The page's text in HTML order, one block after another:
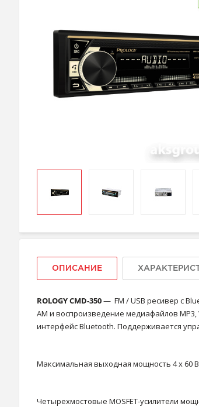
ОПИСАНИЕ
ROLOGY CMD-350— FM / USB ресивер с
AM и воспроизведение медиафайлов
интерфейс Bluetooth. Поддерживается
Максимальная выходная мощность 4 х 60
Четырехмостовые MOSFET-усилители